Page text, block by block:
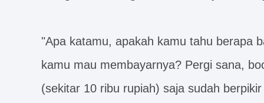
"Apa katamu, apakah kamu tahu berapa
kamu mau membayarnya? Pergi sana,
(sekitar 10 ribu rupiah) saja sudah